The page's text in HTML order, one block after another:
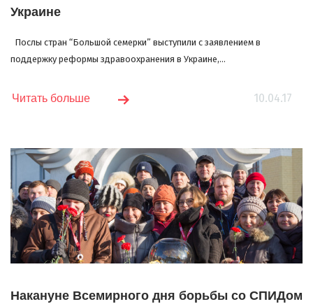
Украине
Послы стран “Большой семерки” выступили с заявлением в
поддержку реформы здравоохранения в Украине,...
10.04.17
Читать больше
Накануне Всемирного дня борьбы со СПИДом